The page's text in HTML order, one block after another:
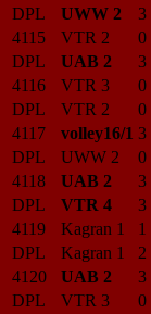
DPL
UWW 2 3
4115
VTR 2 0
DPL
UAB 2 3
4116
VTR 3 0
DPL
VTR 2 0
4117
volley16/1 3
DPL
UWW 2 0
4118
UAB 2 3
DPL
VTR 4 3
4119
Kagran 1 1
DPL
Kagran 1 2
4120
UAB 2 3
DPL
VTR 3 0